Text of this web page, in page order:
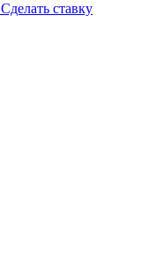
Сделать ставку